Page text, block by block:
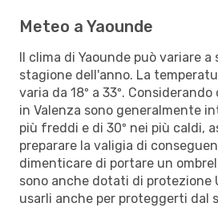
Meteo a Yaounde
Il clima di Yaounde può variare a
stagione dell'anno. La
varia da 18º a 33º.
in Valenza sono generalmente
più freddi e di 30º nei più caldi,
preparare la valigia di
dimenticare di portare un
sono anche dotati di protezione
usarli anche per proteggerti dal